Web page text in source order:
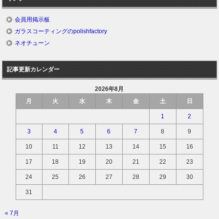
会員用掲示板
ガラスコーティングのpolishfactory
ネオチューン
記事更新カレンダー
2026年8月
月
火 水 木 金 土 日
1 2
3 4 5 6 7 8 9
10 11 12 13 14 15 16
17 18 19 20 21 22 23
24 25 26 27 28 29 30
31
« 7月